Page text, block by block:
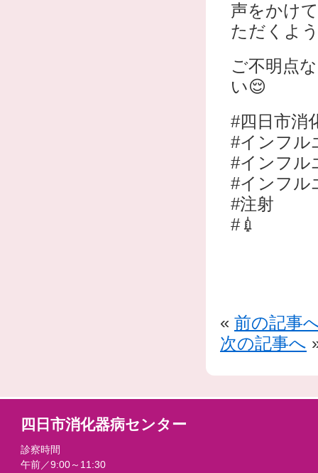
声をかけ
ただくよ
ご不明点
い😌
#四日市消
#インフル
#インフル
#インフル
#注射
#💉
« 前の記事
次の記事へ
四日市消化器病センター
診察時間
午前／9:00～11:30